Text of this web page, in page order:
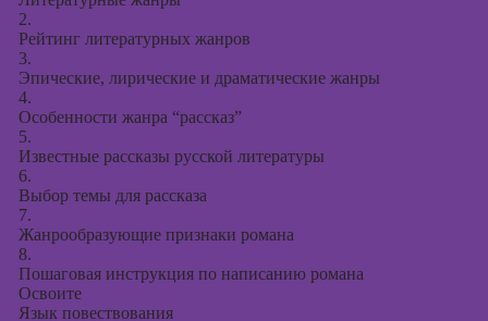
2.
Рейтинг литературных жанров
3.
Эпические, лирические и драматические жанры
4.
Особенности жанра “рассказ”
5.
Известные рассказы русской литературы
6.
Выбор темы для рассказа
7.
Жанрообразующие признаки романа
8.
Пошаговая инструкция по написанию романа
Освоите
Язык повествования